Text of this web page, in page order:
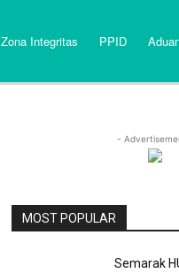
Zona Integritas PPID
-
MOST POPULAR
Semarak